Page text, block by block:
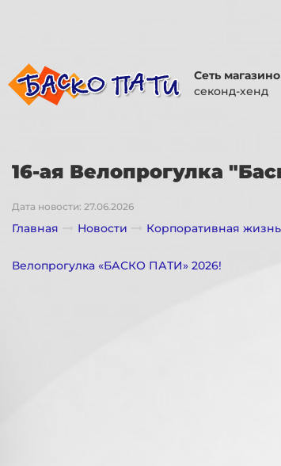
Сеть
секонд-хенд
16-ая Велопрогулка
Дата новости: 27.06.2026
Главная Новости Корпоративная жизнь
Велопрогулка «БАСКО ПАТИ» 2026!